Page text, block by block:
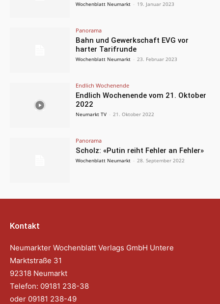
Wochenblatt Neumarkt - 19. Januar 2023
Panorama
Bahn und Gewerkschaft EVG vor
harter Tarifrunde
Wochenblatt Neumarkt - 23. Februar 2023
Endlich Wochenende
Endlich Wochenende vom 21. Oktober
2022
Neumarkt TV - 21. Oktober 2022
Panorama
Scholz: «Putin reiht Fehler an Fehler»
Wochenblatt Neumarkt - 28. September 2022
Kontakt
Neumarkter Wochenblatt Verlags GmbH Untere
Marktstraße 31
92318 Neumarkt
Telefon: 09181 238-38
oder 09181 238-49